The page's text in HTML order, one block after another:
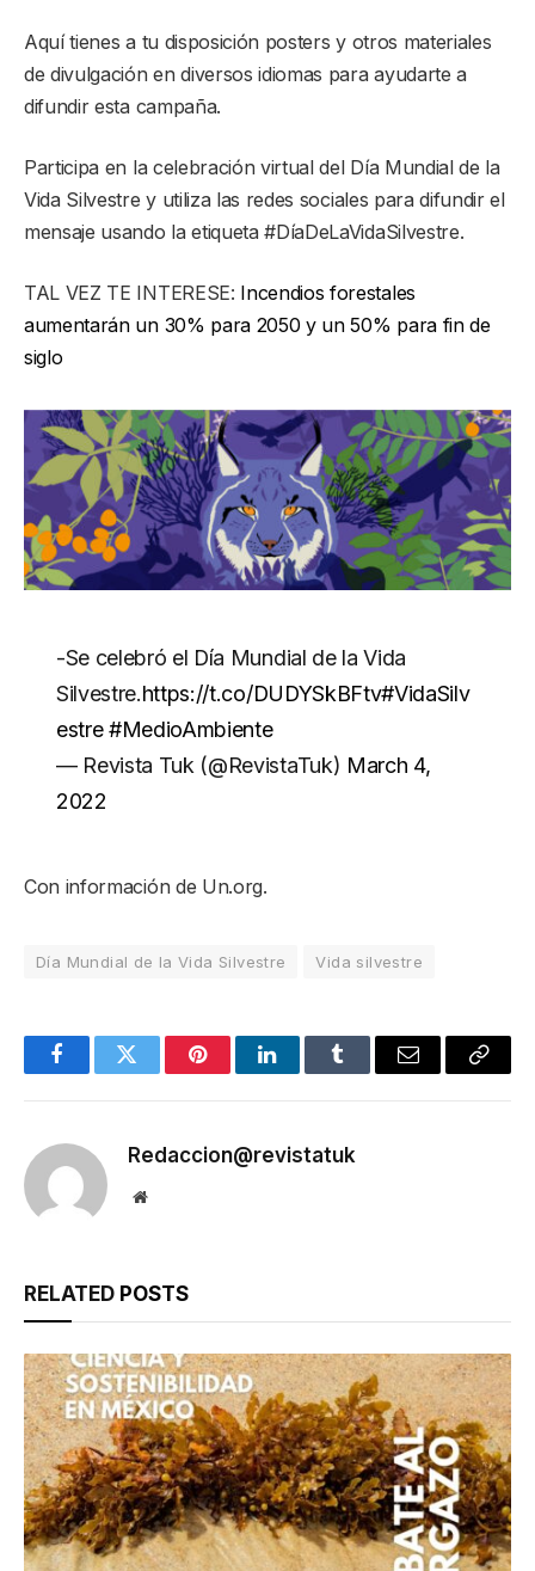
Aquí tienes a tu disposición posters y otros materiales
de divulgación en diversos idiomas para ayudarte a
difundir esta campaña.
Participa en la celebración virtual del Día Mundial de la
Vida Silvestre y utiliza las redes sociales para difundir el
mensaje usando la etiqueta #DíaDeLaVidaSilvestre.
TAL VEZ TE INTERESE: Incendios forestales
aumentarán un 30% para 2050 y un 50% para fin de
siglo
-Se celebró el Día Mundial de la Vida
Silvestre.https://t.co/DUDYSkBFtv#VidaSilv
estre #MedioAmbiente
— Revista Tuk (@RevistaTuk) March 4,
2022
Con información de Un.org.
Día Mundial de la Vida Silvestre Vida silvestre
FacebookTwitter PinterestLinkedInTumblr Email
Copy
Redaccion@revistatuk
Website
RELATED POSTS